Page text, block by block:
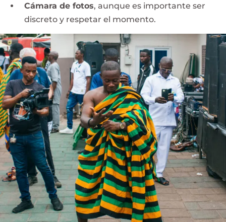
Cámara de fotos, aunque es importante ser
discreto y respetar el momento.